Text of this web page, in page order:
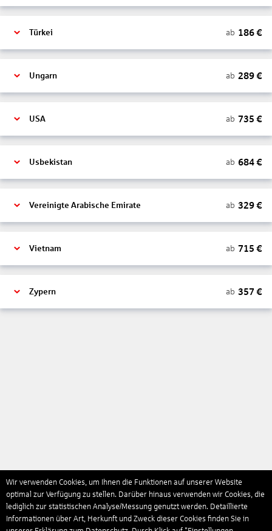
Türkei ab 186€
Ungarn ab 289€
USA ab 735 €
Usbekistan ab 684€
Vereinigte Arabische Emirate ab 329€
Vietnam ab 715 €
Zypern ab 357 €
Wir verwenden Cookies, um Ihnen die Funktionen auf unserer Website
optimal zur Verfügung zu stellen. Darüber hinaus verwenden wir Cookies, die
lediglich zur statistischen Analyse/Messung genutzt werden. Detaillierte
Informationen über Art, Herkunft und Zweck dieser Cookies finden Sie in